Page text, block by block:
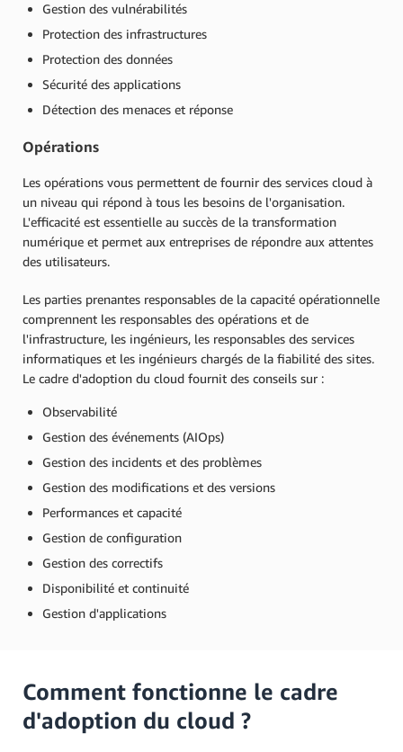
Gestion des vulnérabilités
Protection des infrastructures
Protection des données
Sécurité des applications
Détection des menaces et réponse
Opérations
Les opérations vous permettent de fournir des services cloud à
un niveau qui répond à tous les besoins de l'organisation.
L'efficacité est essentielle au succès de la transformation
numérique et permet aux entreprises de répondre aux attentes
des utilisateurs.
Les parties prenantes responsables de la capacité opérationnelle
comprennent les responsables des opérations et de
l'infrastructure, les ingénieurs, les responsables des services
informatiques et les ingénieurs chargés de la fiabilité des sites.
Le cadre d'adoption du cloud fournit des conseils sur :
Observabilité
Gestion des événements (AIOps)
Gestion des incidents et des problèmes
Gestion des modifications et des versions
Performances et capacité
Gestion de configuration
Gestion des correctifs
Disponibilité et continuité
Gestion d'applications
Comment fonctionne le cadre
d'adoption du cloud ?